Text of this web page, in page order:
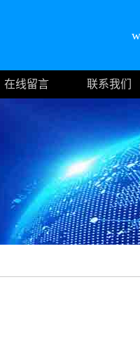
在线留言 联系我们